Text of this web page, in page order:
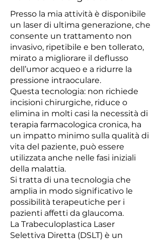
Presso la mia attività è disponibile
un laser di ultima generazione, che
consente un trattamento non
invasivo, ripetibile e ben tollerato,
mirato a migliorare il deflusso
dell’umor acqueo e a ridurre la
pressione intraoculare.
Questa tecnologia: non richiede
incisioni chirurgiche, riduce o
elimina in molti casi la necessità di
terapia farmacologica cronica, ha
un impatto minimo sulla qualità di
vita del paziente, può essere
utilizzata anche nelle fasi iniziali
della malattia.
Si tratta di una tecnologia che
amplia in modo significativo le
possibilità terapeutiche per i
pazienti affetti da glaucoma.
La Trabeculoplastica Laser
Selettiva Diretta (DSLT) è un